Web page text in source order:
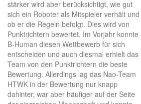
stärker wird aber berücksichtigt, wie gut
sich ein Roboter als Mitspieler verhält und
ob er die Regeln befolgt. Dies wird von
Punktrichtern bewertet. Im Vorjahr konnte
B-Human diesen Wettbewerb für sich
entscheiden und auch diesmal erhielt das
Team von den Punktrichtern die beste
Bewertung. Allerdings lag das Nao-Team
HTWK in der Bewertung nur knapp
dahinter, war aber häufiger auf der Seite